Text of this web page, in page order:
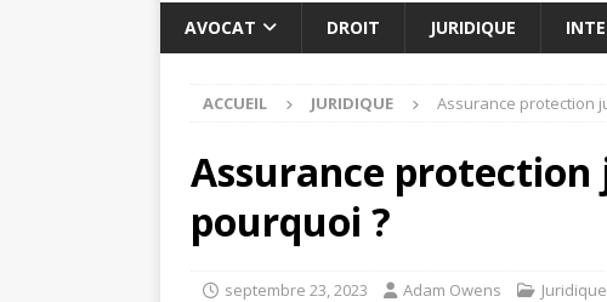
AVOCAT DROIT JURIDIQUE
ACCUEIL JURIDIQUE Assurance protection
Assurance
pourquoi ?
septembre 23, 2023 Adam Owens Juridique